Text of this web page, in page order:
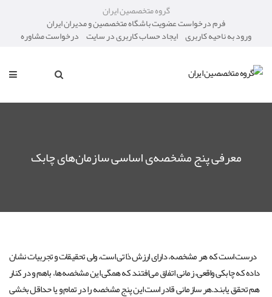
گروه متخصصین ایران
فرم درخواست عضویت باشگاه متخصصین و مدیران ایران
ورود به ناحیه کاربری ایجاد حساب کاربری در سایت درخواست مشاوره
معرفی پنج مشخصه‌ی اساسی سازمان‌های چابک
درست است که هر مشخصه، دارای ارزش ذاتی است، ولی تحقیقات و تجربیات نشان
داده که چابکی واقعی، زمانی اتفاق می‌افتند که همگی این مشخصه‌ها، باهم و در کنار
هم تحقق یابند.هر سازمانی قادر است این پنج مشخصه را در تمام و یا حداقل بخشی